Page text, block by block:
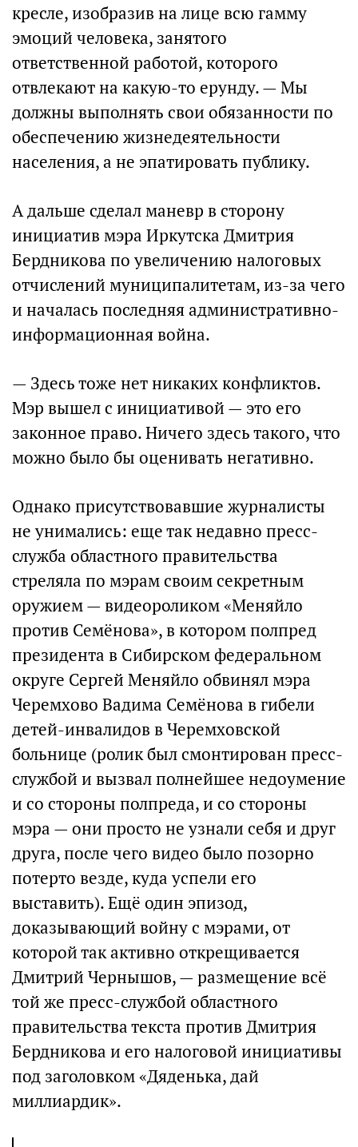
кресле, изобразив на лице всю гамму
эмоций человека, занятого
ответственной работой, которого
отвлекают на какую-то ерунду. — Мы
должны выполнять свои обязанности по
обеспечению жизнедеятельности
населения, а не эпатировать публику.
А дальше сделал маневр в сторону
инициатив мэра Иркутска Дмитрия
Бердникова по увеличению налоговых
отчислений муниципалитетам, из-за чего
и началась последняя административно-
информационная война.
— Здесь тоже нет никаких конфликтов.
Мэр вышел с инициативой — это его
законное право. Ничего здесь такого, что
можно было бы оценивать негативно.
Однако присутствовавшие журналисты
не унимались: еще так недавно пресс-
служба областного правительства
стреляла по мэрам своим секретным
оружием — видеороликом «Меняйло
против Семёнова», в котором полпред
президента в Сибирском федеральном
округе Сергей Меняйло обвинял мэра
Черемхово Вадима Семёнова в гибели
детей-инвалидов в Черемховской
больнице (ролик был смонтирован пресс-
службой и вызвал полнейшее недоумение
и со стороны полпреда, и со стороны
мэра — они просто не узнали себя и друг
друга, после чего видео было позорно
потерто везде, куда успели его
выставить). Ещё один эпизод,
доказывающий войну с мэрами, от
которой так активно открещивается
Дмитрий Чернышов, — размещение всё
той же пресс-службой областного
правительства текста против Дмитрия
Бердникова и его налоговой инициативы
под заголовком «Дяденька, дай
миллиардик».